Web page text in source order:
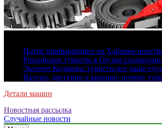
Поток прибывающих на Хайнань
Российские туристы в Грузии
Эксперт Кодякова: туристы все чаще
Вкусно, доступно и красиво: почему
Детали машин
Новостная рассылка
Случайные новости